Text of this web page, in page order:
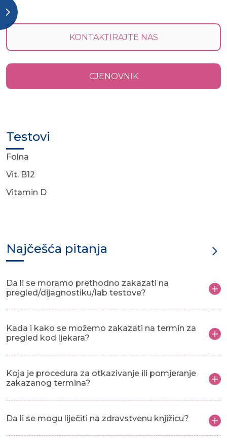
KONTAKTIRAJTE NAS
CJENOVNIK
Testovi
Folna
Vit. B12
Vitamin D
Najčešća pitanja
Da li se moramo prethodno zakazati na
pregled/dijagnostiku/lab testove?
Kada i kako se možemo zakazati na termin za
pregled kod ljekara?
Koja je procedura za otkazivanje ili pomjeranje
zakazanog termina?
Da li se mogu liječiti na zdravstvenu knjižicu?